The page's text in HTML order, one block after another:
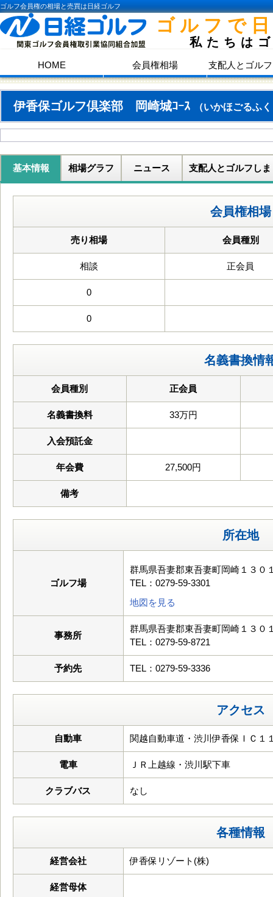
ゴルフ会員権の相場と売買は日経ゴルフ
ゴルフで
私たちは
HOME 会員権相場 支配人とゴル
伊香保ゴルフ倶楽部 岡崎城ｺｰｽ （いかほごるふ
基本情報 相場グラフ ニュース 支配人とゴルフしま
会員権相場
売り相場 会員種別
相談 正会員
0
0
名義書換情
会員種別 正会員
名義書換料 33万円
入会預託金
年会費 27,500円
備考
所在地
ゴルフ場
群馬県吾妻郡東吾妻町岡崎１３０
TEL：0279-59-3301
地図を見る
事務所
群馬県吾妻郡東吾妻町岡崎１３０
TEL：0279-59-8721
予約先 TEL：0279-59-3336
アクセス
自動車 関越自動車道・渋川伊香保ＩＣ１
電車 ＪＲ上越線・渋川駅下車
クラブバス なし
各種情報
経営会社 伊香保リゾート(株)
経営母体